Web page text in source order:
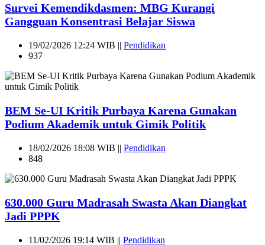
Survei Kemendikdasmen: MBG Kurangi
Gangguan Konsentrasi Belajar Siswa
19/02/2026 12:24 WIB || Pendidikan
937
BEM Se-UI Kritik Purbaya Karena Gunakan
Podium Akademik untuk Gimik Politik
18/02/2026 18:08 WIB || Pendidikan
848
630.000 Guru Madrasah Swasta Akan Diangkat
Jadi PPPK
11/02/2026 19:14 WIB || Pendidikan